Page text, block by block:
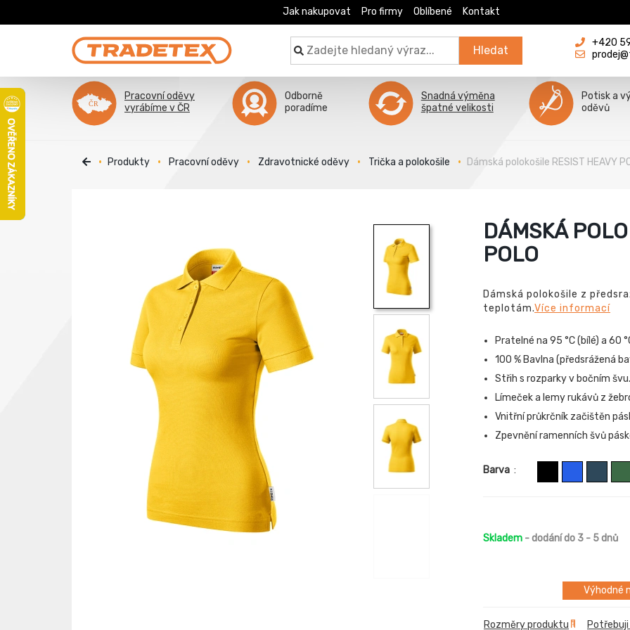
Jak nakupovat Pro firmy Oblíbené Kontakt
Hledat
+420
Pracovní oděvy
vyrábíme v ČR
Odborně
poradíme
Snadná výměna
špatné velikosti
Potisk a
oděvů
Produkty Pracovní oděvy Zdravotnické oděvy Trička a polokošile Dámská polokošile RESIST HEAVY
DÁMSKÁ
POLO
Dámská polokošile z
teplotám.Více informací
Pratelné na 95 °C (bílé) a 60
100 % Bavlna (předsrážená
Střih s rozparky v bočním švu.
Límeček a lemy rukávů z
Vnitřní průkrčník začištěn
Zpevnění ramenních švů
Barva :
Skladem - dodání do 3 - 5 dnů
Výhodné
Rozměry produktu